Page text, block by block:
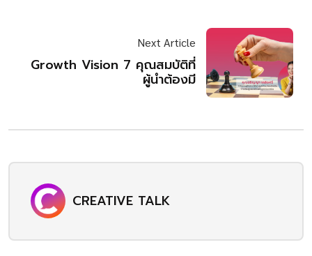
Next Article
Growth Vision 7 คุณสมบัติที่
ผู้นำต้องมี
CREATIVE TALK